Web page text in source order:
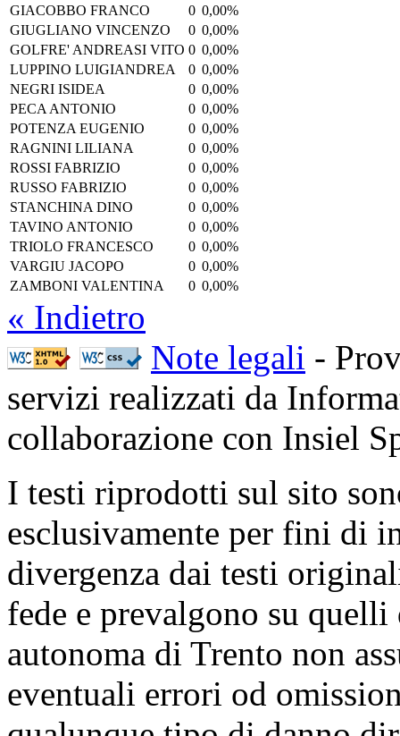
GIACOBBO FRANCO
0 0,00%
GIUGLIANO VINCENZO
0 0,00%
GOLFRE' ANDREASI VITO 0 0,00%
LUPPINO LUIGIANDREA
0 0,00%
NEGRI ISIDEA
0 0,00%
PECA ANTONIO
0 0,00%
POTENZA EUGENIO
0 0,00%
RAGNINI LILIANA
0 0,00%
ROSSI FABRIZIO
0 0,00%
RUSSO FABRIZIO
0 0,00%
STANCHINA DINO
0 0,00%
TAVINO ANTONIO
0 0,00%
TRIOLO FRANCESCO
0 0,00%
VARGIU JACOPO
0 0,00%
ZAMBONI VALENTINA
0 0,00%
« Indietro
Note legali -
servizi realizzati da
collaborazione con Insiel
I testi riprodotti sul sito
esclusivamente per fini di
divergenza dai testi
fede e prevalgono su
autonoma di Trento non
eventuali errori od